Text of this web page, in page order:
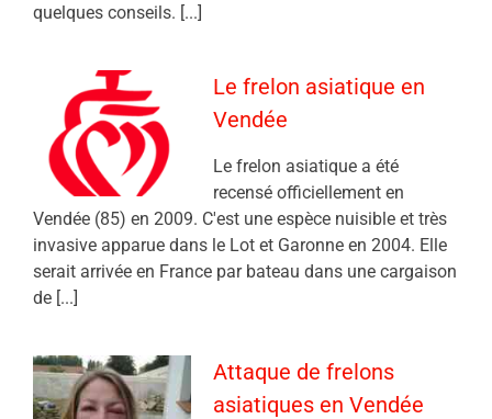
quelques conseils. [...]
Le frelon asiatique en
Vendée
Le frelon asiatique a été
recensé officiellement en
Vendée (85) en 2009. C'est une espèce nuisible et très
invasive apparue dans le Lot et Garonne en 2004. Elle
serait arrivée en France par bateau dans une cargaison
de [...]
Attaque de frelons
asiatiques en Vendée